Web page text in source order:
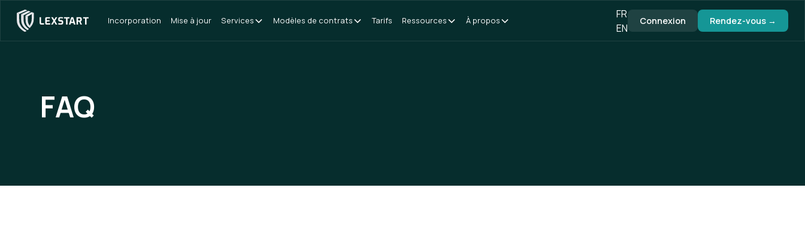
Incorporation Mise à jour Services Modèles de contrats Tarifs Ressources À propos
FR
EN
Connexion Rendez-vous →
FAQ